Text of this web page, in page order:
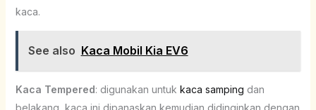
kaca.
See also Kaca Mobil Kia EV6
Kaca Tempered: digunakan untuk kaca samping dan
belakang, kaca ini dipanaskan kemudian didinginkan dengan